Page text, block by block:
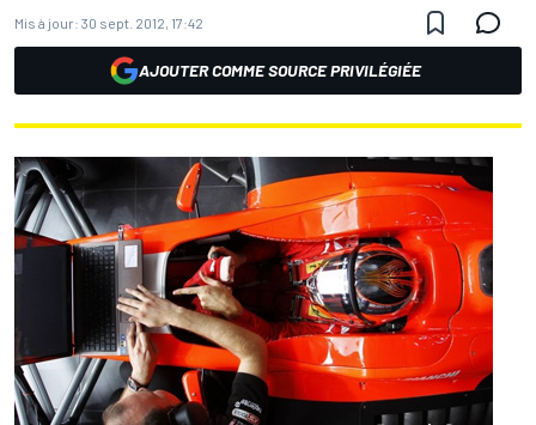
Mis à jour: 30 sept. 2012, 17:42
AJOUTER COMME SOURCE PRIVILÉGIÉE